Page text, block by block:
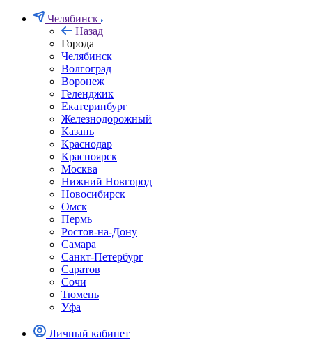
Челябинск
Назад
Города
Челябинск
Волгоград
Воронеж
Геленджик
Екатеринбург
Железнодорожный
Казань
Краснодар
Красноярск
Москва
Нижний Новгород
Новосибирск
Омск
Пермь
Ростов-на-Дону
Самара
Санкт-Петербург
Саратов
Сочи
Тюмень
Уфа
Личный кабинет